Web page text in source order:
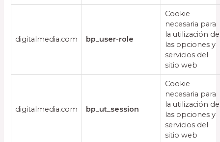
digitalmedia.com bp_user-role
Cookie
necesaria para
la utilización de
las opciones y
servicios del
sitio web
digitalmedia.com bp_ut_session
Cookie
necesaria para
la utilización de
las opciones y
servicios del
sitio web